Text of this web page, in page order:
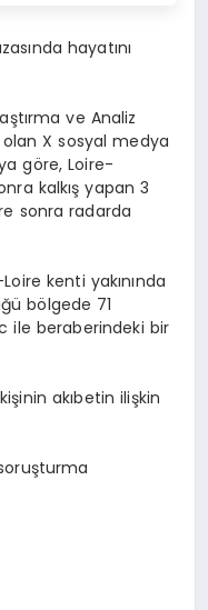
hayatını
ve Analiz
X sosyal medya
göre, Loire-
kalkış yapan 3
sonra radarda
kenti yakınında
bölgede 71
ile beraberindeki bir
akıbetin ilişkin